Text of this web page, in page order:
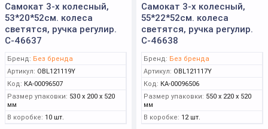
Самокат 3-х колесный,
53*20*52см. колеса
светятся, ручка регулир.
С-46637
Бренд: Без бренда
Артикул: OBL121119Y
Код: КА-00096507
Размер упаковки: 530 x 200 x 520
мм
В коробке: 10 шт.
Самокат 3-х колесный,
55*22*52см. колеса
светятся, ручка регулир.
С-46638
Бренд: Без бренда
Артикул: OBL121117Y
Код: КА-00096506
Размер упаковки: 550 x 220 x 520
мм
В коробке: 12 шт.